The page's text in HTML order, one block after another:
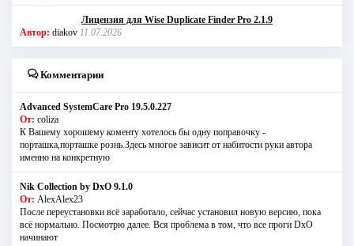
Лицензия для Wise Duplicate Finder Pro 2.1.9
Автор: diakov 11.07.2026
Комментарии
Advanced SystemCare Pro 19.5.0.227
От: coliza
К Вашему хорошему коменту хотелось бы одну поправочку -
порташка,порташке рознь.Здесь многое зависит от набитости руки автора
именно на конкретную
Nik Collection by DxO 9.1.0
От: AlexAlex23
После переустановки всё заработало, сейчас установил новую версию, пока
всё нормально. Посмотрю далее. Вся проблема в том, что все проги DxO
начинают